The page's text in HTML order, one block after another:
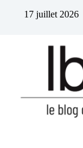
17 juillet 2026